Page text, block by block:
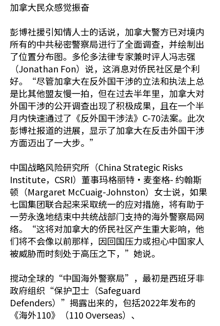
加拿大民众感觉振奋
彭博社援引知情人士的话说，加拿大警方已对境内
所有的中共秘密警察局进行了全面调查，并绘制出
了位置分布图。多伦多法律专家兼时评人冯志强
（Jonathan Fon）说，这消息对侨民社区是个利
好。“尽管加拿大在反外国干涉的立法和执法上总
是比其他盟友慢一拍，但在过去半年里，加拿大对
外国干涉的公开调查出现了积极成果，且在一个半
月内快速通过了《反外国干涉法》C-70法案。此次
彭博社报道的进展，显示了加拿大在反击外国干涉
方面迈出了一大步。”
中国战略风险研究所（China Strategic Risks
Institute，CSRI）董事玛格丽特·麦奎格- 约翰斯
顿（Margaret McCuaig-Johnston）女士说，如果
七国集团联合起来采取统一的应对措施，将有助于
一劳永逸地结束中共统战部门支持的海外警察局网
络。“这将对加拿大的侨民社区产生重大影响，他
们将不会像以前那样，因回国压力或担心中国家人
被威胁而时刻处于高压之下，”她说。
搅动全球的“中国海外警察局”，最初是西班牙非
政府组织“保护卫士（Safeguard
Defenders）”揭露出来的，包括2022年发布的
《海外110》（110 Overseas）、